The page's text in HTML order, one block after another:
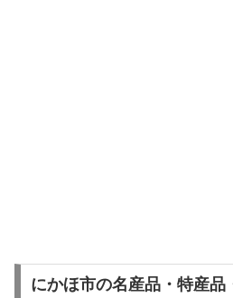
にかほ市の名産品・特産品